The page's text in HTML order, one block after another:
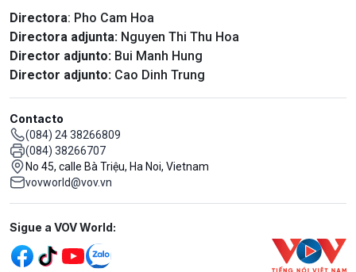
Directora: Pho Cam Hoa
Directora adjunta: Nguyen Thi Thu Hoa
Director adjunto: Bui Manh Hung
Director adjunto: Cao Dinh Trung
Contacto
(084) 24 38266809
(084) 38266707
No 45, calle Bà Triệu, Ha Noi, Vietnam
vovworld@vov.vn
Mạng xã hội
Sigue a VOV World: